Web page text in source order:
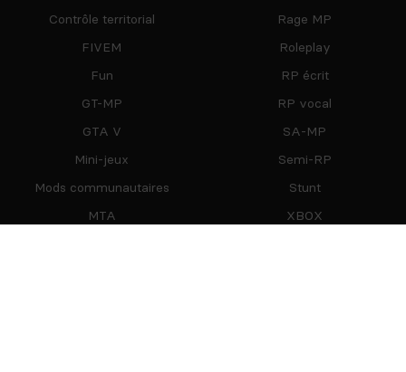
Contrôle territorial
FIVEM
Fun
GT-MP
GTA V
Mini-jeux
Mods communautaires
MTA
Rage MP
Roleplay
RP écrit
RP vocal
SA-MP
Semi-RP
Stunt
XBOX